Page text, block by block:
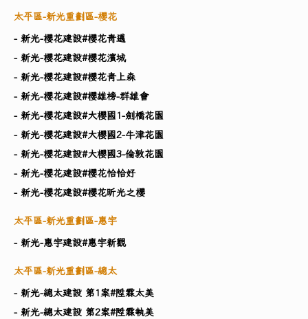
太平區-新光重劃區-櫻花
- 新光-櫻花建設#櫻花青邁
- 新光-櫻花建設#櫻花濱城
- 新光-櫻花建設#櫻花青上森
- 新光-櫻花建設#櫻雄榜-群雄會
- 新光-櫻花建設#大櫻國1-劍橋花園
- 新光-櫻花建設#大櫻國2-牛津花園
- 新光-櫻花建設#大櫻國3-倫敦花園
- 新光-櫻花建設#櫻花恰恰好
- 新光-櫻花建設#櫻花昕光之櫻
太平區-新光重劃區-惠宇
- 新光-惠宇建設#惠宇新觀
太平區-新光重劃區-總太
- 新光-總太建設 第1案#陞霖太美
- 新光-總太建設 第2案#陞霖執美